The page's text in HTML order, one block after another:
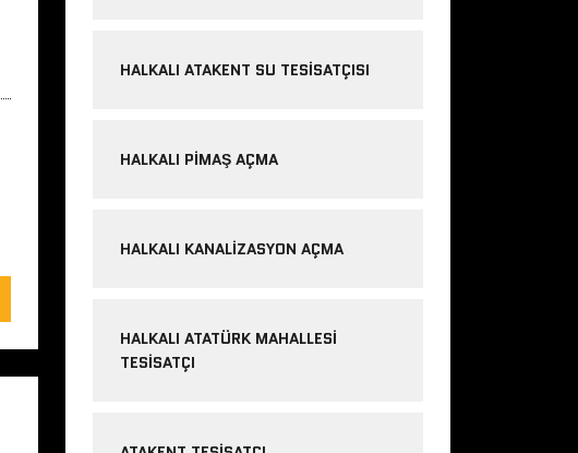
HALKALI ATAKENT SU TESISATÇISI
HALKALI PIMAŞ AÇMA
HALKALI KANALIZASYON AÇMA
HALKALI ATATÜRK MAHALLESI
TESISATÇI